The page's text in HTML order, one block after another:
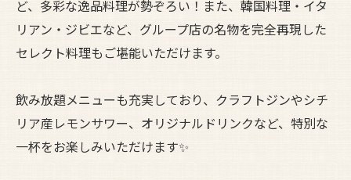
ど、多彩な逸品料理が勢ぞろい！また、韓国料理・イタ
リアン・ジビエなど、グループ店の名物を完全再現した
セレクト料理もご堪能いただけます。
飲み放題メニューも充実しており、クラフトジンやシチ
リア産レモンサワー、オリジナルドリンクなど、特別な
一杯をお楽しみいただけます✨